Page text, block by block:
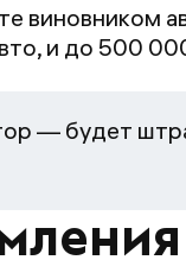
виновником
и до 500
— будет